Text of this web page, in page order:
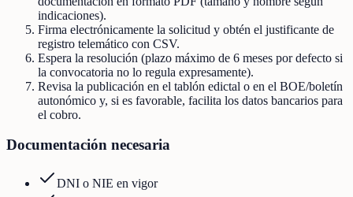
indicaciones).
Firma electrónicamente la solicitud y obtén el justificante de
registro telemático con CSV.
Espera la resolución (plazo máximo de 6 meses por defecto si
la convocatoria no lo regula expresamente).
Revisa la publicación en el tablón edictal o en el BOE/boletín
autonómico y, si es favorable, facilita los datos bancarios para
el cobro.
Documentación necesaria
DNI o NIE en vigor